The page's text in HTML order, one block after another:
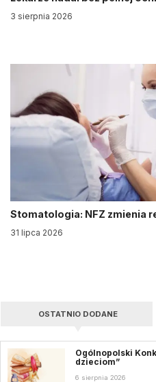
3 sierpnia 2026
Stomatologia: NFZ zmienia
31 lipca 2026
OSTATNIO DODANE
Ogólnopolski
dzieciom”
6 sierpnia 2026